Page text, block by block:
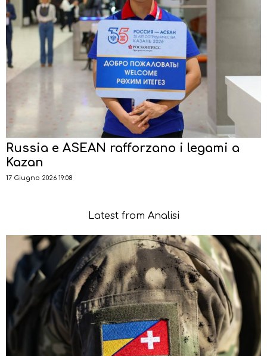
Russia e ASEAN rafforzano i legami a
Kazan
17 Giugno 2026 19:08
Latest from Analisi